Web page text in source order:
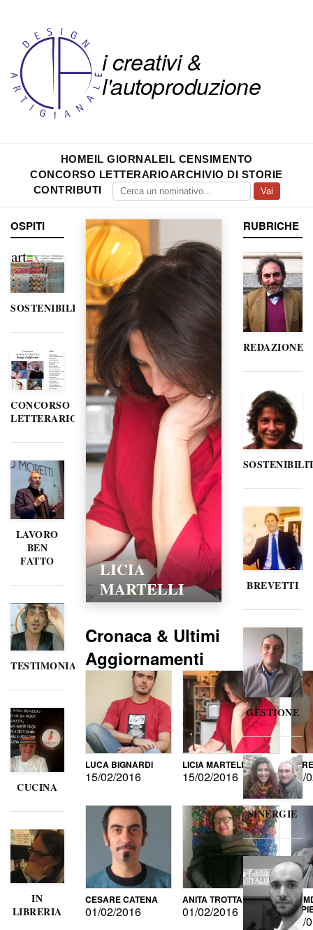
i creativi &
l'autoproduzione
HOMEIL GIORNALEIL CENSIMENTO
CONCORSO LETTERARIOARCHIVIO DI STORIE
CONTRIBUTI
Vai
OSPITI
SOSTENIBILITÀ
CONCORSO
LETTERARIO
LAVORO
BEN
FATTO
TESTIMONIANZE
CUCINA
IN
LIBRERIA
LICIA
MARTELLI
Cronaca & Ultimi
Aggiornamenti
LUCA BIGNARDI
15/02/2016
LICIA MARTELLI
15/02/2016 15/
CESARE CATENA
01/02/2016
ANITA TROTTA
01/02/2016 DI
15/
RUBRICHE
REDAZIONE
BREVETTI
GESTIONE
SINERGIE